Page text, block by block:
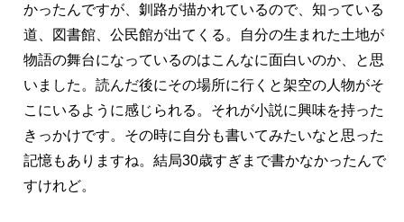
かったんですが、釧路が描かれているので、知っている
道、図書館、公民館が出てくる。自分の生まれた土地が
物語の舞台になっているのはこんなに面白いのか、と思
いました。読んだ後にその場所に行くと架空の人物がそ
こにいるように感じられる。それが小説に興味を持った
きっかけです。その時に自分も書いてみたいなと思った
記憶もありますね。結局30歳すぎまで書かなかったんで
すけれど。